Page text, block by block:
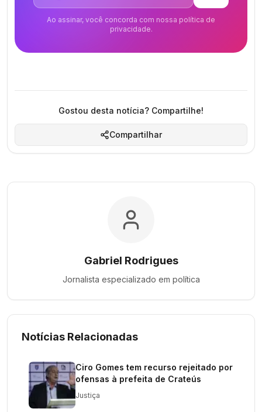
Ao assinar, você concorda com nossa política de
privacidade.
Gostou desta notícia? Compartilhe!
Compartilhar
Gabriel Rodrigues
Jornalista especializado em política
Notícias Relacionadas
Ciro Gomes tem recurso rejeitado por
ofensas à prefeita de Crateús
Justiça